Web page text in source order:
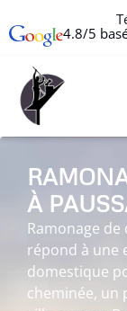
4.8/5
À
Ramonage de
répond à une
domestique
cheminée, un